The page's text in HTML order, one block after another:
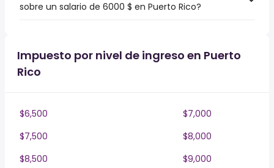
sobre un salario de 6000 $ en Puerto Rico?
Impuesto por nivel de ingreso en Puerto
Rico
$6,500
$7,000
$7,500
$8,000
$8,500
$9,000